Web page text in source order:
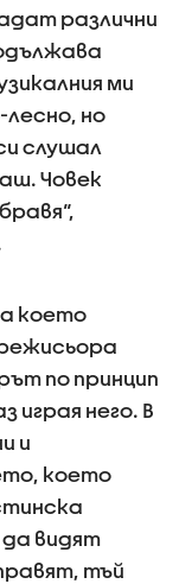
различни
ми
но
слушал
Човек
което
по принцип
играя него. В
и
което
видят
тъй